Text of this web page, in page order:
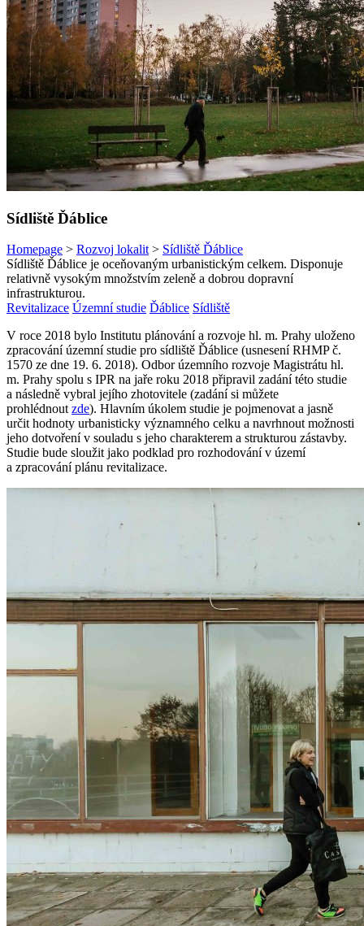
Sídliště Ďáblice
Homepage > Rozvoj lokalit > Sídliště Ďáblice
Sídliště Ďáblice je oceňovaným urbanistickým celkem. Disponuje
relativně vysokým množstvím zeleně a dobrou dopravní
infrastrukturou.
Revitalizace Územní studie Ďáblice Sídliště
V roce 2018 bylo Institutu plánování a rozvoje hl. m. Prahy uloženo
zpracování územní studie pro sídliště Ďáblice (usnesení RHMP č.
1570 ze dne 19. 6. 2018). Odbor územního rozvoje Magistrátu hl.
m. Prahy spolu s IPR na jaře roku 2018 připravil zadání této studie
a následně vybral jejího zhotovitele (zadání si můžete
prohlédnoutzde). Hlavním úkolem studie je pojmenovat a jasně
určit hodnoty urbanisticky významného celku a navrhnout možnosti
jeho dotvoření v souladu s jeho charakterem a strukturou zástavby.
Studie bude sloužit jako podklad pro rozhodování v území
a zpracování plánu revitalizace.